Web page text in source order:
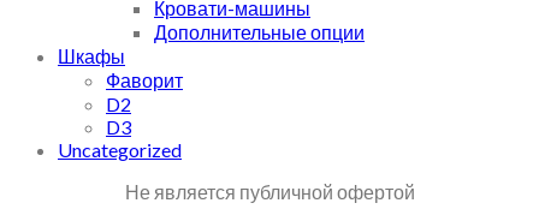
Кровати-машины
Дополнительные опции
Шкафы
Фаворит
D2
D3
Uncategorized
Не является публичной офертой